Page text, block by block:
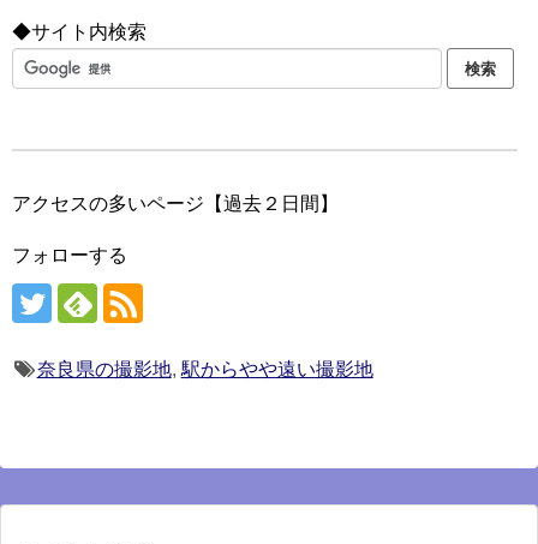
◆サイト内検索
アクセスの多いページ【過去２日間】
フォローする
奈良県の撮影地, 駅からやや遠い撮影地